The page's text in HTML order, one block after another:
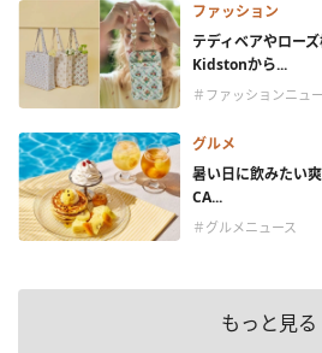
ファッション
テディベアやロー
Kidstonから...
＃ファッションニュ
グルメ
暑い日に飲みたい
CA...
＃グルメニュース
もっと見る